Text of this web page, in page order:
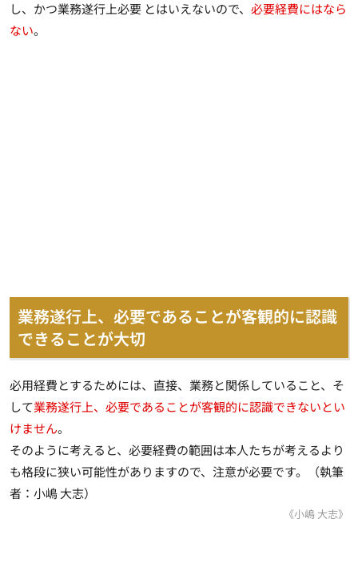
し、かつ業務遂行上必要 とはいえないので、 必要経費にはなら
ない。
業務遂行上、必要であることが客観的に認識
できることが大切
必用経費とするためには、直接、業務と関係していること、そ
して業務遂行上、必要であることが客観的に認識できないとい
けません。
そのように考えると、 必要経費の範囲は本人たちが考えるより
も格段に狭い可能性がありますので、注意が必要です。（執筆
者：小嶋 大志）
《小嶋 大志》